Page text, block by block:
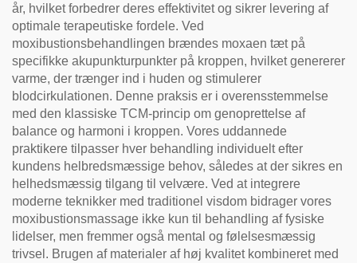
år, hvilket forbedrer deres effektivitet og sikrer levering af
optimale terapeutiske fordele. Ved
moxibustionsbehandlingen brændes moxaen tæt på
specifikke akupunkturpunkter på kroppen, hvilket genererer
varme, der trænger ind i huden og stimulerer
blodcirkulationen. Denne praksis er i overensstemmelse
med den klassiske TCM-princip om genoprettelse af
balance og harmoni i kroppen. Vores uddannede
praktikere tilpasser hver behandling individuelt efter
kundens helbredsmæssige behov, således at der sikres en
helhedsmæssig tilgang til velvære. Ved at integrere
moderne teknikker med traditionel visdom bidrager vores
moxibustionsmassage ikke kun til behandling af fysiske
lidelser, men fremmer også mental og følelsesmæssig
trivsel. Brugen af materialer af høj kvalitet kombineret med